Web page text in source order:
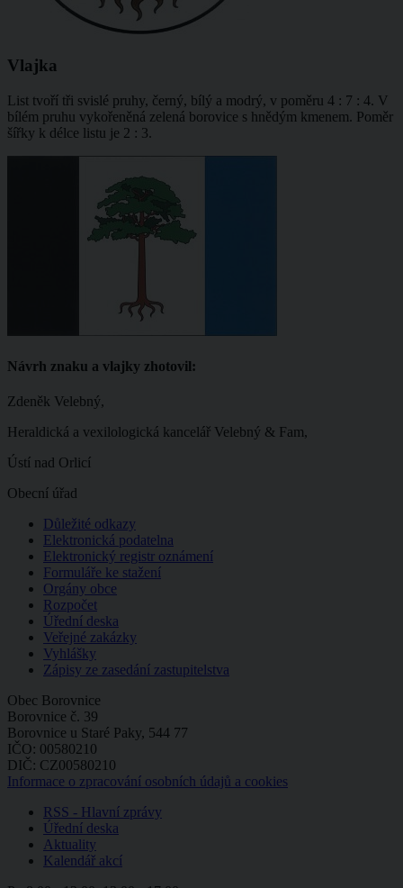
Vlajka
List tvoří tři svislé pruhy, černý, bílý a modrý, v poměru 4 : 7 : 4. V
bílém pruhu vykořeněná zelená borovice s hnědým kmenem. Poměr
šířky k délce listu je 2 : 3.
Návrh znaku a vlajky zhotovil:
Zdeněk Velebný,
Heraldická a vexilologická kancelář Velebný & Fam,
Ústí nad Orlicí
Obecní úřad
Důležité odkazy
Elektronická podatelna
Elektronický registr oznámení
Formuláře ke stažení
Orgány obce
Rozpočet
Úřední deska
Veřejné zakázky
Vyhlášky
Zápisy ze zasedání zastupitelstva
Obec Borovnice
Borovnice č. 39
Borovnice u Staré Paky, 544 77
IČO: 00580210
DIČ: CZ00580210
Informace o zpracování osobních údajů a cookies
RSS - Hlavní zprávy
Úřední deska
Aktuality
Kalendář akcí